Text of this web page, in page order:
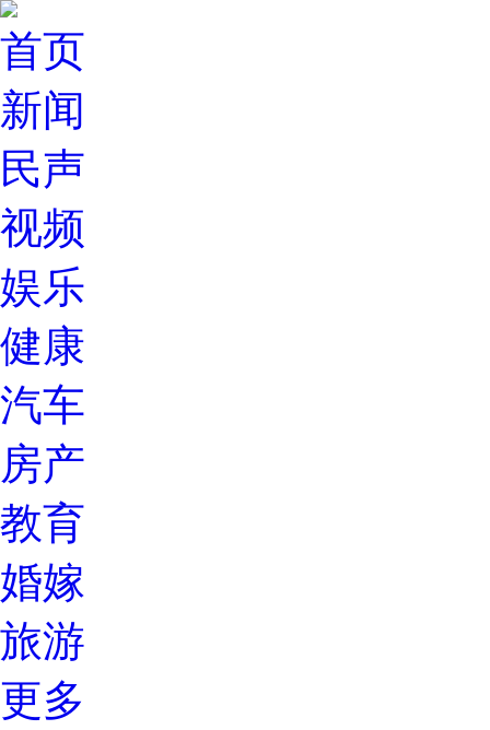
首页
新闻
民声
视频
娱乐
健康
汽车
房产
教育
婚嫁
旅游
更多